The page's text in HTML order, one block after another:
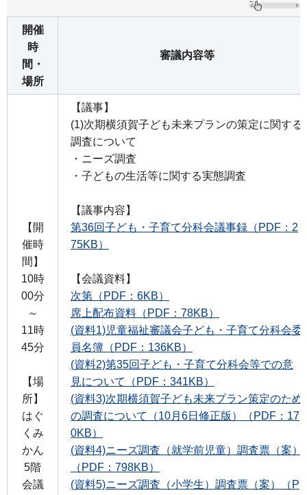
開催
時
間・
場所
審議内容等
【開
催時
間】
10時
00分
～
11時
45分
【場
所】
はぐ
くみ
かん
5階
会議
【議事】
(1)次期横須賀子ども未来プランの策定に関する
調査について
・ニーズ調査
・子どもの生活等に関する実態調査
【議事内容】
第36回子ども・子育て分科会議事録（PDF：2
75KB）
【会議資料】
次第（PDF：6KB）
席上配布資料（PDF：78KB）
(資料1)児童福祉審議会子ども・子育て分科会委
員名簿（PDF：136KB）
(資料2)第35回子ども・子育て分科会等での意
見について（PDF：341KB）
(資料3)次期横須賀子ども未来プラン策定のため
の調査について（10月6日修正版）（PDF：17
0KB）
(資料4)ニーズ調査（就学前児童）調査票（案）
（PDF：798KB）
(資料5)ニーズ調査（小学生）調査票（案）（P